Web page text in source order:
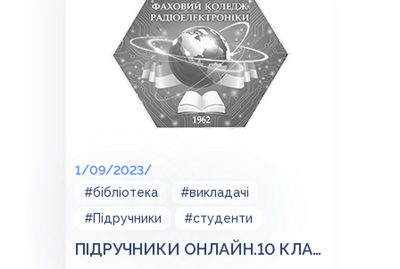
1/09/2023/
#бібліотека
#викладачі
#Підручники
#студенти
ПІДРУЧНИКИ ОНЛАЙН.10 КЛАС ПРОГРАМА 2023